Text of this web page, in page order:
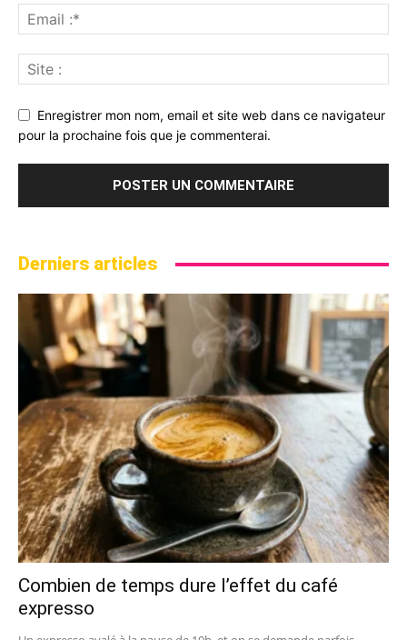
Enregistrer mon nom, email et site web dans ce navigateur
pour la prochaine fois que je commenterai.
Derniers articles
Combien de temps dure l’effet du café
expresso